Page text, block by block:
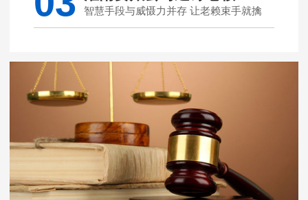
智慧手段与威慑力并存 让老赖束手就擒